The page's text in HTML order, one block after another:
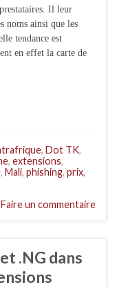
Il leur
noms ainsi que les
tendance est
en effet la carte de
, Dot TK,
, extensions,
, Mali, phishing, prix,
Faire un commentaire
.NG dans